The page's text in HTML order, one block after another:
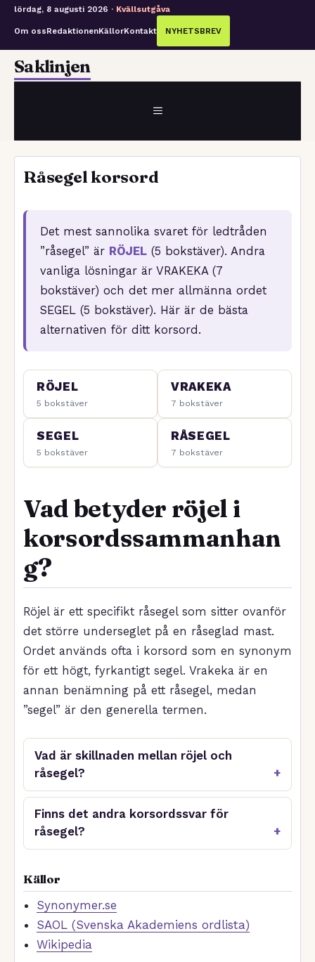
lördag, 8 augusti 2026 · Kvällsutgåva
Om ossRedaktionenKällorKontakt NYHETSBREV
Hoppa
Saklinjen
MENY
Råsegel korsord
Det mest sannolika svaret för ledtråden
”råsegel” är RÖJEL(5 bokstäver). Andra
vanliga lösningar är VRAKEKA (7
bokstäver) och det mer allmänna ordet
SEGEL (5 bokstäver). Här är de bästa
alternativen för ditt korsord.
RÖJEL
5 bokstäver
VRAKEKA
7 bokstäver
SEGEL
5 bokstäver
RÅSEGEL
7 bokstäver
Vad betyder röjel i
korsordssammanhan
g?
Röjel är ett specifikt råsegel som sitter ovanför
det större underseglet på en råseglad mast.
Ordet används ofta i korsord som en synonym
för ett högt, fyrkantigt segel. Vrakeka är en
annan benämning på ett råsegel, medan
”segel” är den generella termen.
Vad är skillnaden mellan röjel och
råsegel?
Finns det andra korsordssvar för
råsegel?
Källor
Synonymer.se
SAOL (Svenska Akademiens ordlista)
Wikipedia